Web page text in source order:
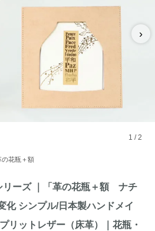
›
1 /2
の花瓶＋額
リーズ ｜「革の花瓶＋額 ナチ
化 シンプル/日本製ハンドメイ
リットレザー（床革）｜花瓶・